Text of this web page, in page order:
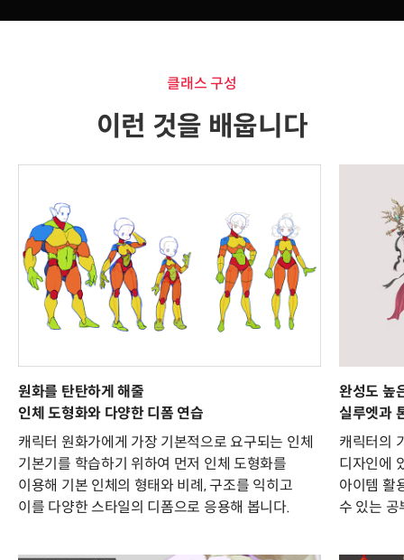
클래스 구성
이런 것을 배웁니다
원화를 탄탄하게 해줄
인체 도형화와 다양한 디폼 연습
캐릭터 원화가에게 가장 기본적으로 요구되는 인체
기본기를 학습하기 위하여 먼저 인체 도형화를
이용해 기본 인체의 형태와 비례, 구조를 익히고
이를 다양한 스타일의 디폼으로 응용해 봅니다.
완성도 높
실루엣과
캐릭터의
디자인에
아이템 활
수 있는 공